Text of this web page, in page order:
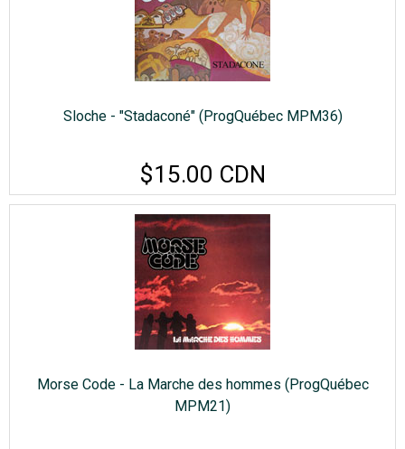
Sloche - "Stadaconé" (ProgQuébec MPM36)
$15.00 CDN
Morse Code - La Marche des hommes (ProgQuébec
MPM21)